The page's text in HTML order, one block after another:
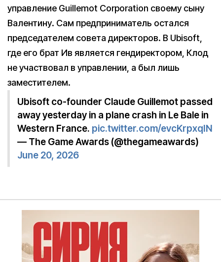
управление Guillemot Corporation своему сыну
Валентину. Сам предприниматель остался
председателем совета директоров. В Ubisoft,
где его брат Ив является гендиректором, Клод
не участвовал в управлении, а был лишь
заместителем.
Ubisoft co-founder Claude Guillemot passed
away yesterday in a plane crash in Le Bale in
Western France. pic.twitter.com/evcKrpxqIN
— The Game Awards (@thegameawards)
June 20, 2026